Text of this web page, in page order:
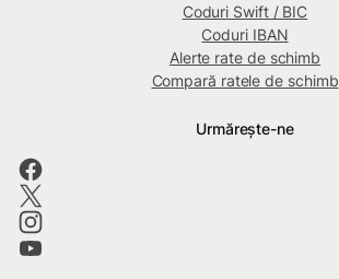
Coduri Swift / BIC
Coduri IBAN
Alerte rate de schimb
Compară ratele de schimb
Urmărește-ne